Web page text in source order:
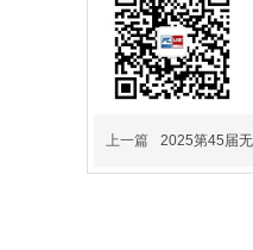
上一篇 2025第45届